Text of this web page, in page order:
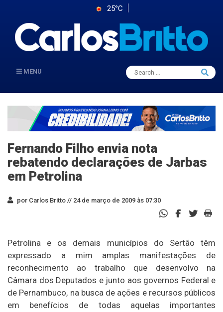
25°C
MENU
Search
for:
Search
Fernando Filho envia nota
rebatendo declarações de Jarbas
em Petrolina
por Carlos Britto // 24 de março de 2009 às 07:30
Petrolina e os demais municípios do Sertão têm
expressado a mim amplas manifestações de
reconhecimento ao trabalho que desenvolvo na
Câmara dos Deputados e junto aos governos Federal e
de Pernambuco, na busca de ações e recursos públicos
em benefícios de todas aquelas importantes